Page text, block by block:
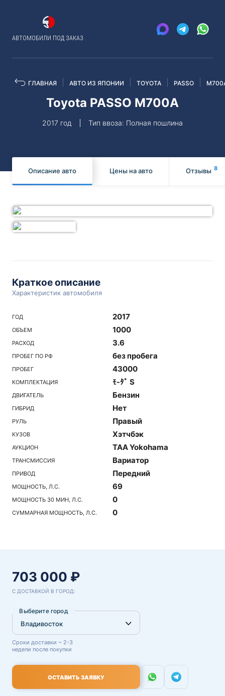
АВТОМОБИЛИ ПОД ЗАКАЗ
ГЛАВНАЯ АВТО ИЗ ЯПОНИИ TOYOTA PASSO
Toyota PASSO M700A
2017 год Тип ввоза: Полная пошлина
Описание авто Цены на авто Отзывы 8
Краткое описание
Характеристик автомобиля
ГОД 2017
ОБЪЕМ 1000
РАСХОД 3.6
ПРОБЕГ ПО РФ без пробега
ПРОБЕГ 43000
КОМПЛЕКТАЦИЯ ﾓ-ﾀﾞ S
ДВИГАТЕЛЬ Бензин
ГИБРИД Нет
РУЛЬ Правый
КУЗОВ Хэтчбэк
АУКЦИОН TAA Yokohama
ТРАНСМИССИЯ Вариатор
ПРИВОД Передний
МОЩНОСТЬ, Л.С. 69
МОЩНОСТЬ 30 МИН, Л.С. 0
СУММАРНАЯ МОЩНОСТЬ, Л.С. 0
703 000 ₽
С ДОСТАВКОЙ В ГОРОД:
Выберите город
Сроки доставки ~ 2-3
недели после покупки
ОСТАВИТЬ ЗАЯВКУ